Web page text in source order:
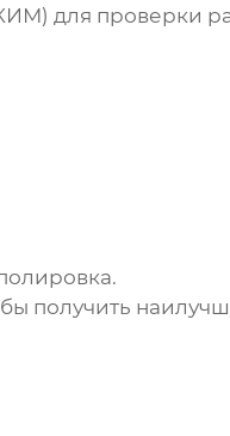
для проверки
получить